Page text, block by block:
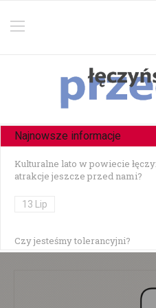
Najnowsze informacje
Kulturalne lato w powiecie
atrakcje jeszcze przed nami?
13 Lip
Czy jesteśmy tolerancyjni?
Czołowe zderzenie w